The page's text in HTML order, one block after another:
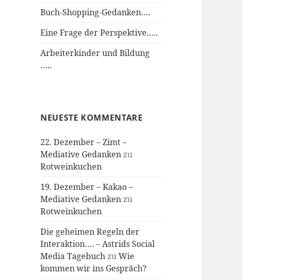
Buch-Shopping-Gedanken….
Eine Frage der Perspektive…..
Arbeiterkinder und Bildung
…..
NEUESTE KOMMENTARE
22. Dezember – Zimt –
Mediative Gedankenzu
Rotweinkuchen
19. Dezember – Kakao –
Mediative Gedankenzu
Rotweinkuchen
Die geheimen Regeln der
Interaktion…. – Astrids Social
Media TagebuchzuWie
kommen wir ins Gespräch?